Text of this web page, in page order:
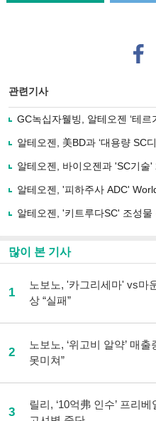
페
이
로
기
사
유
기
관련기사
GC녹십자웰빙, 알테오젠 ‘테르
알테오젠, 美BD과 ‘대용량 SC
알테오젠, 바이오젠과 'SC기술
알테오젠, '피하주사 ADC'
알테오젠, '키트루다SC' 조성
많이 본 기사
1
노보노, '카그리세마' vs마
상 “실패”
2
노보노, ‘위고비 알약’ 매출
못미쳐”
3
릴리, ‘10억弗 인수’ 프리